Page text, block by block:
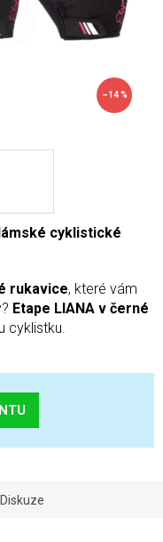
–14 %
cyklistické
rukavice, které vám
Etape LIANA v černé
cyklistku.
Diskuze